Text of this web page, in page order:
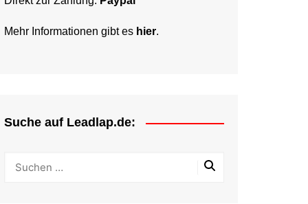
Mehr Informationen gibt es hier.
Suche auf Leadlap.de: